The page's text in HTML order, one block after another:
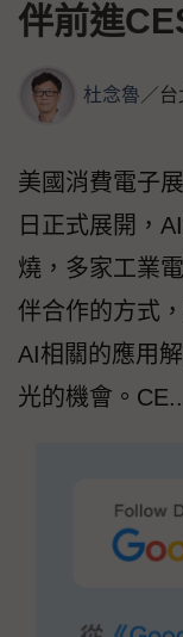
伴前進
杜念魯／台
美國消費電子
日正式展開，
燒，多家工業
伴合作的方式
AI相關的應用
光的機會。